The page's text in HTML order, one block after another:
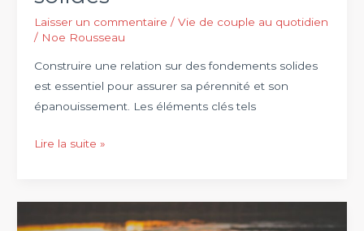
couple
Laisser un commentaire / Vie de couple au quotidien
/ Noe Rousseau
Construire une relation sur des fondements solides
est essentiel pour assurer sa pérennité et son
épanouissement. Les éléments clés tels
Construire
sur
des
Lire la suite »